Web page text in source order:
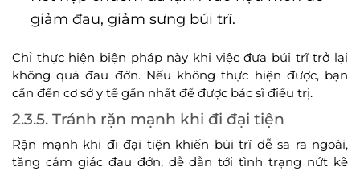
giảm đau, giảm sưng búi trĩ.
Chỉ thực hiện biện pháp này khi việc đưa búi trĩ trở lại
không quá đau đớn. Nếu không thực hiện được, bạn
cần đến cơ sở y tế gần nhất để được bác sĩ điều trị.
2.3.5. Tránh rặn mạnh khi đi đại tiện
Rặn mạnh khi đi đại tiện khiến búi trĩ dễ sa ra ngoài,
tăng cảm giác đau đớn, dễ dẫn tới tình trạng nứt kẽ